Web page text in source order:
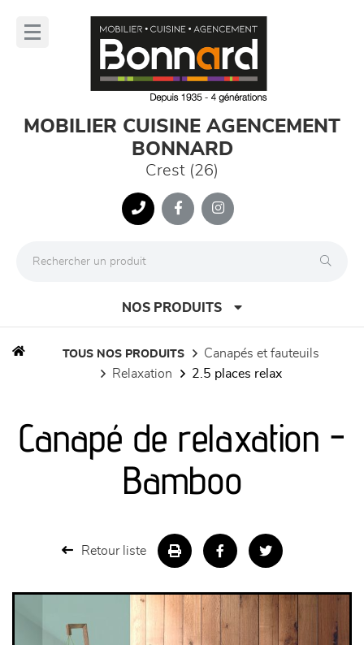
MOBILIER CUISINE AGENCEMENT
BONNARD
Crest (26)
NOS PRODUITS
séjours
meubles de complément
TOUS NOS PRODUITS
canapés et fauteuils
relaxation
2.5 places relax
Canapé de relaxation -
Bamboo
Retour liste